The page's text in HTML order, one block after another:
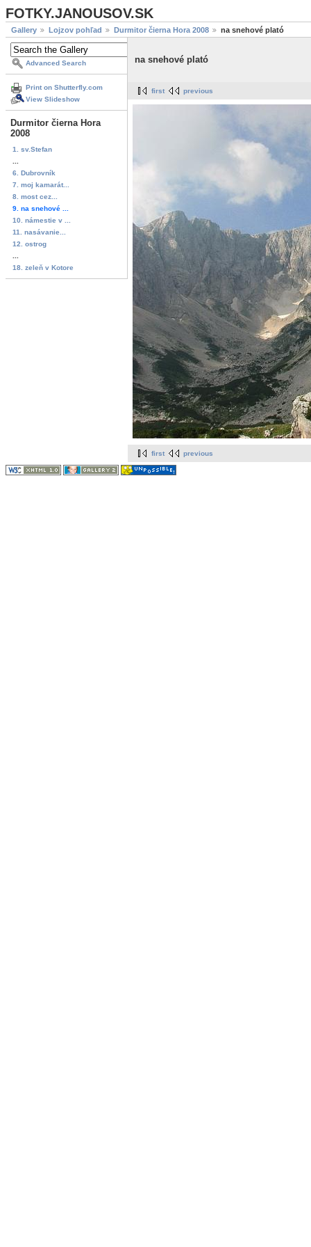
FOTKY.JANOUSOV.SK
Gallery Lojzov pohľad Durmitor čierna Hora 2008 na snehové plató
Advanced Search
Print on Shutterfly.com
View Slideshow
Durmitor čierna Hora
2008
1. sv.Stefan
6. Dubrovník
7. moj kamarát...
8. most cez...
9. na snehové ...
10. námestie v ...
11. nasávanie...
12. ostrog
18. zeleň v Kotore
na snehové plató
first previous
first previous